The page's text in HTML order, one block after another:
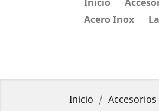
Acero Inox
Inicio